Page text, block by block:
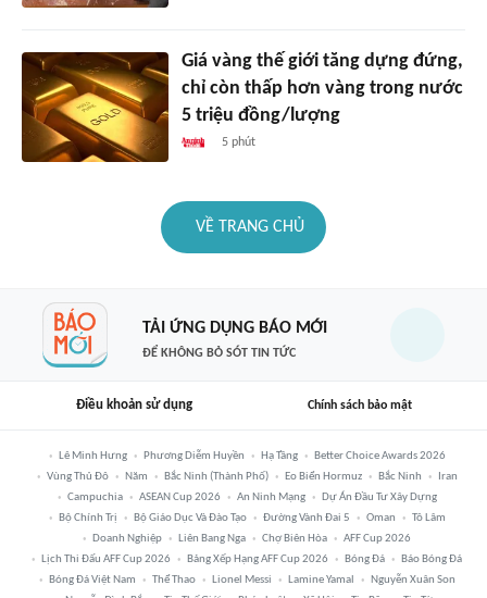
Giá vàng thế giới tăng dựng đứng,
chỉ còn thấp hơn vàng trong nước
5 triệu đồng/lượng
5 phút
VỀ TRANG CHỦ
TẢI ỨNG DỤNG BÁO MỚI
ĐỂ KHÔNG BỎ SÓT TIN TỨC
Điều khoản sử dụng Chính sách bảo mật
Lê Minh Hưng Phương Diễm Huyền Hạ Tầng
Better Choice Awards 2026
Vùng Thủ Đô
Năm Bắc Ninh (thành Phố) Eo Biển Hormuz Bắc Ninh
Iran
Campuchia
ASEAN Cup 2026 An Ninh Mạng
Dự Án Đầu Tư Xây Dựng
Bộ Chính Trị
Bộ Giáo Dục Và Đào Tạo Đường Vành Đai 5 Oman
Tô Lâm
Doanh Nghiệp
Liên Bang Nga Chợ Biên Hòa
AFF Cup 2026
Lịch Thi Đấu AFF Cup 2026
Bảng Xếp Hạng AFF Cup 2026 Bóng Đá
Báo Bóng Đá
Bóng Đá Việt Nam
Thể Thao Lionel Messi Lamine Yamal
Nguyễn Xuân Son